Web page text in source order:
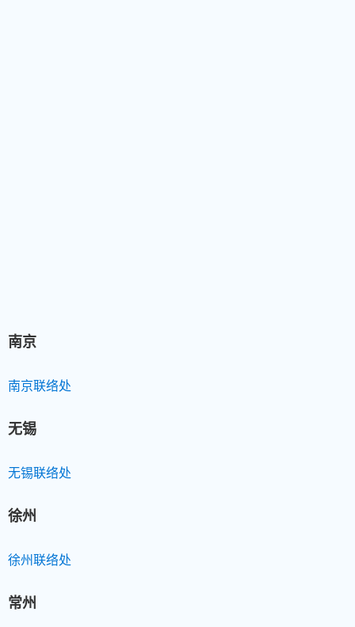
南京
南京联络处
无锡
无锡联络处
徐州
徐州联络处
常州